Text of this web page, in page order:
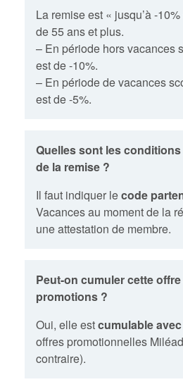
La remise est « jusqu’à -
de 55 ans et plus.
– En période hors vacances
est de -10%.
– En période de vacances
est de -5%.
Quelles sont les
de la remise ?
Il faut indiquer lecode
Vacances au moment de la
une attestation de membre.
Peut-on cumuler cette offre
promotions ?
Oui, elle estcumulable avec
offres promotionnelles
contraire).